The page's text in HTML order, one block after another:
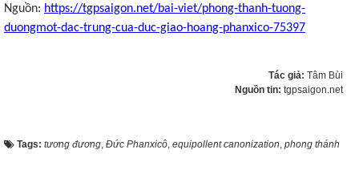
Nguồn: https://tgpsaigon.net/bai-viet/phong-thanh-tuong-
duongmot-dac-trung-cua-duc-giao-hoang-phanxico-75397
Tác giả: Tâm Bùi
Nguồn tin: tgpsaigon.net
Tags: tương đương, Đức Phanxicô, equipollent canonization, phong thánh